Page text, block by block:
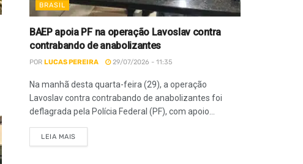
BRASIL
BAEP apoia PF na operação Lavoslav contra
contrabando de anabolizantes
POR LUCAS PEREIRA 29/07/2026 - 11:35
Na manhã desta quarta-feira (29), a operação
Lavoslav contra contrabando de anabolizantes foi
deflagrada pela Polícia Federal (PF), com apoio...
LEIA MAIS